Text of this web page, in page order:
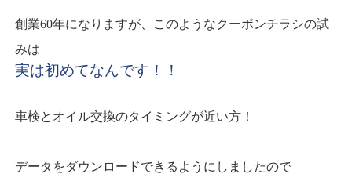
創業60年になりますが、このようなクーポンチラシの試
みは
実は初めてなんです！！
車検とオイル交換のタイミングが近い方！
データをダウンロードできるようにしましたので